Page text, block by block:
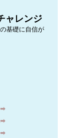
ャレンジ
基礎に自信が
➡︎
➡︎
➡︎